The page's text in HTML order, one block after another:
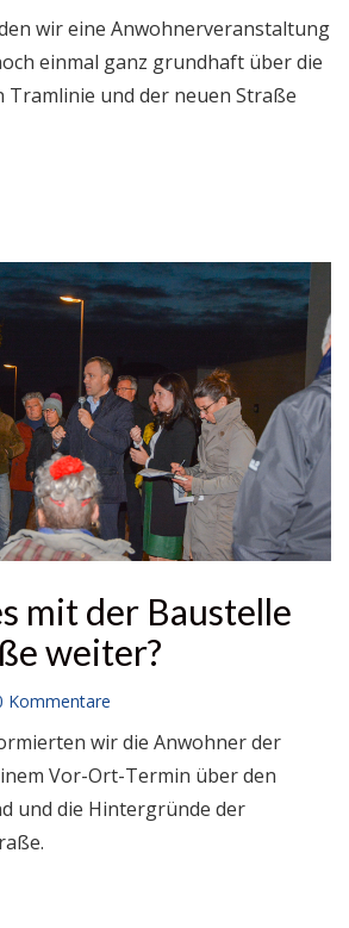
wir eine Anwohnerveranstaltung
einmal ganz grundhaft über die
Tramlinie und der neuen Straße
mit der Baustelle
weiter?
Kommentare
wir die Anwohner der
Vor-Ort-Termin über den
und die Hintergründe der